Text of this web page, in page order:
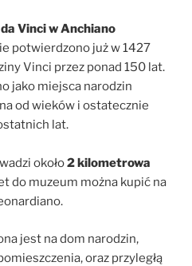
Vinciw Anchiano
potwierdzono już w 1427
Vinci przez ponad 150 lat.
jako miejsca narodzin
od wieków i ostatecznie
lat.
około2 kilometrowa
do muzeum można kupić na
jest na dom narodzin,
oraz przyległą